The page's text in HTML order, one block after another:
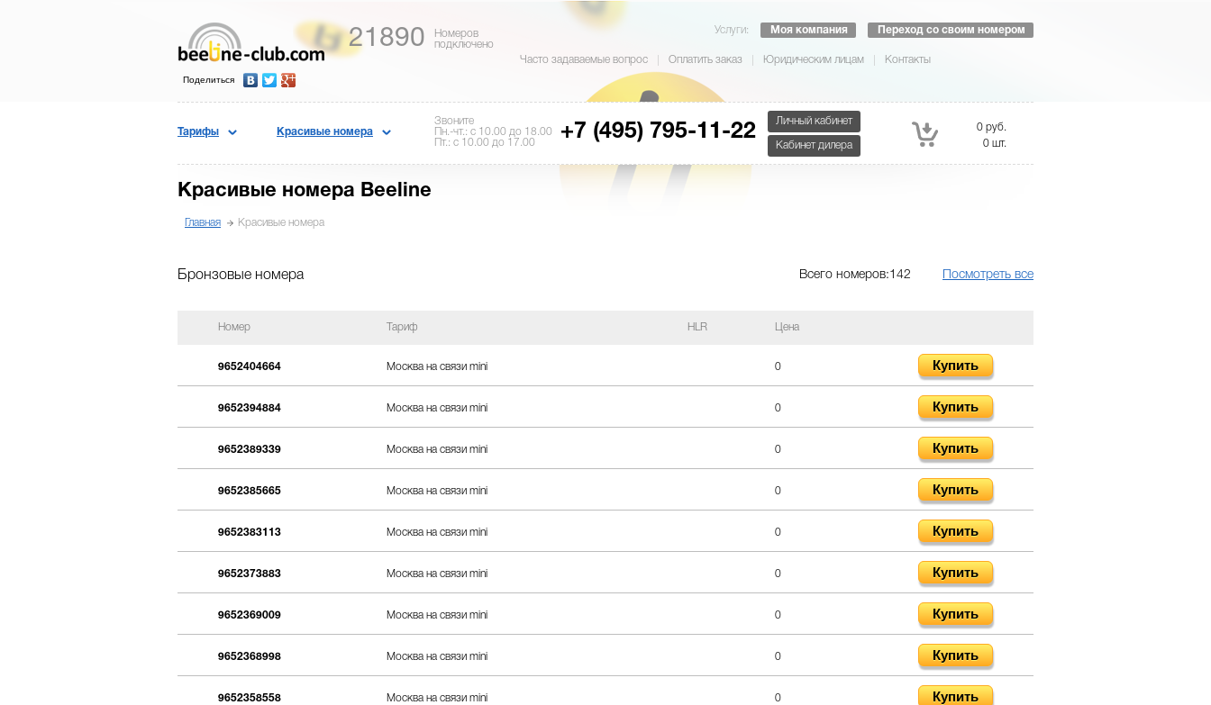
Поделиться
21890
Номеров
подключено
Услуги: Моя компания Переход со своим номером
Часто задаваемые вопрос Оплатить заказ Юридическим лицам Контакты
Тарифы Красивые номера
Звоните
Пн.-чт.: с 10.00 до 18.00
Пт.: с 10.00 до 17.00
+7 (495) 795-11-22
Личный кабинет
Кабинет дилера
0 руб.
0 шт.
Красивые номера Beeline
Главная Красивые номера
Бронзовые номера Всего номеров:142 Посмотреть все
Номер Тариф HLR Цена
9652404664 Москва на связи mini 0 Купить
9652394884 Москва на связи mini 0 Купить
9652389339 Москва на связи mini 0 Купить
9652385665 Москва на связи mini 0 Купить
9652383113 Москва на связи mini 0 Купить
9652373883 Москва на связи mini 0 Купить
9652369009 Москва на связи mini 0 Купить
9652368998 Москва на связи mini 0 Купить
9652358558 Москва на связи mini 0 Купить